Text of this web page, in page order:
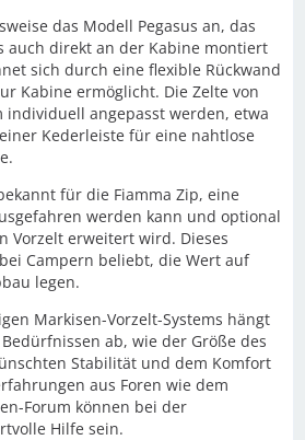
das Modell Pegasus an, das
auch direkt an der Kabine montiert
sich durch eine flexible Rückwand
Kabine ermöglicht. Die Zelte von
individuell angepasst werden, etwa
Kederleiste für eine nahtlose
für die Fiamma Zip, eine
werden kann und optional
Vorzelt erweitert wird. Dieses
Campern beliebt, die Wert auf
legen.
Markisen-Vorzelt-Systems hängt
ab, wie der Größe des
Stabilität und dem Komfort
aus Foren wie dem
Forum können bei der
Hilfe sein.